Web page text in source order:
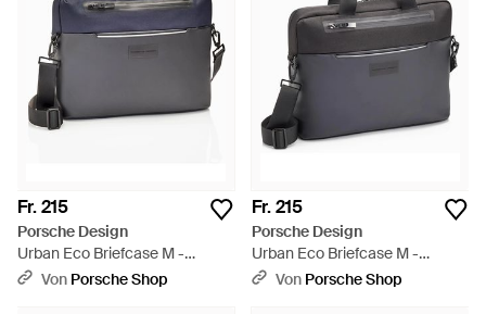
Fr. 215
Porsche Design
Urban Eco Briefcase M -
Mehrfarbig
Von Porsche Shop
Fr. 215
Porsche Design
Urban Eco Briefcase M -
Schwarz
Von Porsche Shop